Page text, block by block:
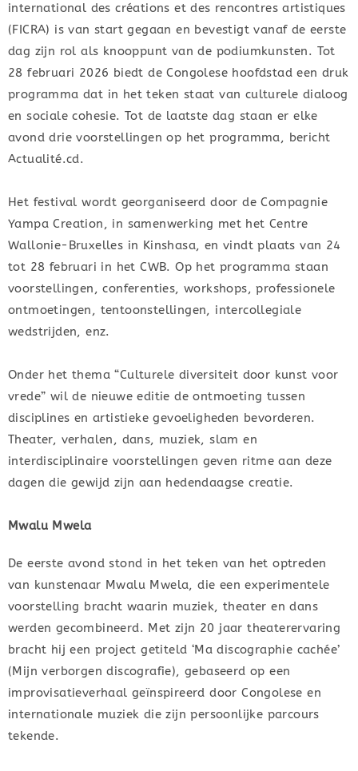
international des créations et des rencontres artistiques
(FICRA) is van start gegaan en bevestigt vanaf de eerste
dag zijn rol als knooppunt van de podiumkunsten. Tot
28 februari 2026 biedt de Congolese hoofdstad een druk
programma dat in het teken staat van culturele dialoog
en sociale cohesie. Tot de laatste dag staan er elke
avond drie voorstellingen op het programma, bericht
Actualité.cd.
Het festival wordt georganiseerd door de Compagnie
Yampa Creation, in samenwerking met het Centre
Wallonie-Bruxelles in Kinshasa, en vindt plaats van 24
tot 28 februari in het CWB. Op het programma staan
voorstellingen, conferenties, workshops, professionele
ontmoetingen, tentoonstellingen, intercollegiale
wedstrijden, enz.
Onder het thema “Culturele diversiteit door kunst voor
vrede” wil de nieuwe editie de ontmoeting tussen
disciplines en artistieke gevoeligheden bevorderen.
Theater, verhalen, dans, muziek, slam en
interdisciplinaire voorstellingen geven ritme aan deze
dagen die gewijd zijn aan hedendaagse creatie.
Mwalu Mwela
De eerste avond stond in het teken van het optreden
van kunstenaar Mwalu Mwela, die een experimentele
voorstelling bracht waarin muziek, theater en dans
werden gecombineerd. Met zijn 20 jaar theaterervaring
bracht hij een project getiteld ‘Ma discographie cachée’
(Mijn verborgen discografie), gebaseerd op een
improvisatieverhaal geïnspireerd door Congolese en
internationale muziek die zijn persoonlijke parcours
tekende.